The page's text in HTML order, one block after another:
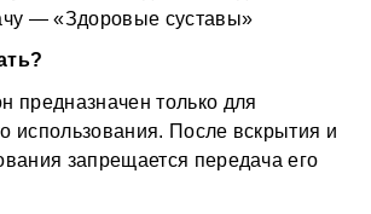
перво
причины болезни, а
и знаний
ношения всеми членами
велика
использования
продукт”.
встроенная в твою жизнь.
— «Здоровые суставы»
предназначен только для
использования. После вскрытия и
запрещается передача его